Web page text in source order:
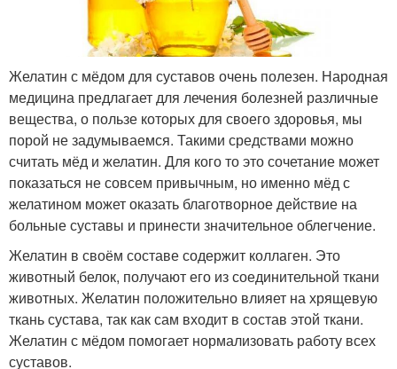
Желатин с мёдом для суставов очень полезен. Народная
медицина предлагает для лечения болезней различные
вещества, о пользе которых для своего здоровья, мы
порой не задумываемся. Такими средствами можно
считать мёд и желатин. Для кого то это сочетание может
показаться не совсем привычным, но именно мёд с
желатином может оказать благотворное действие на
больные суставы и принести значительное облегчение.
Желатин в своём составе содержит коллаген. Это
животный белок, получают его из соединительной ткани
животных. Желатин положительно влияет на хрящевую
ткань сустава, так как сам входит в состав этой ткани.
Желатин с мёдом помогает нормализовать работу всех
суставов.